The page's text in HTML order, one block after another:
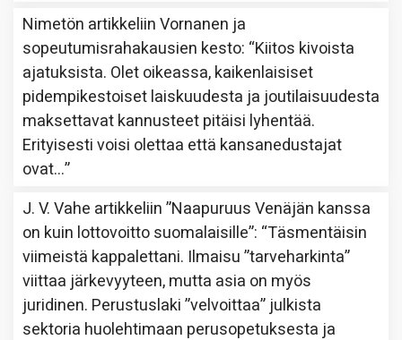
Nimetön artikkeliinVornanen ja
sopeutumisrahakausien kesto: “Kiitos kivoista
ajatuksista. Olet oikeassa, kaikenlaisiset
pidempikestoiset laiskuudesta ja joutilaisuudesta
maksettavat kannusteet pitäisi lyhentää.
Erityisesti voisi olettaa että kansanedustajat
ovat…”
J. V. Vahe artikkeliin”Naapuruus Venäjän kanssa
on kuin lottovoitto suomalaisille”: “Täsmentäisin
viimeistä kappalettani. Ilmaisu ”tarveharkinta”
viittaa järkevyyteen, mutta asia on myös
juridinen. Perustuslaki ”velvoittaa” julkista
sektoria huolehtimaan perusopetuksesta ja